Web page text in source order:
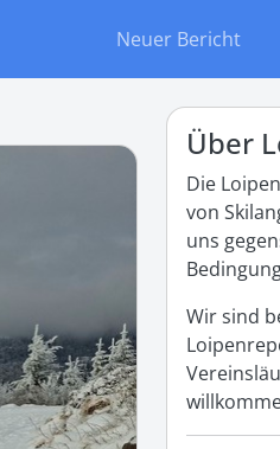
Neuer Bericht
Über
Die
von
uns
Wir sind